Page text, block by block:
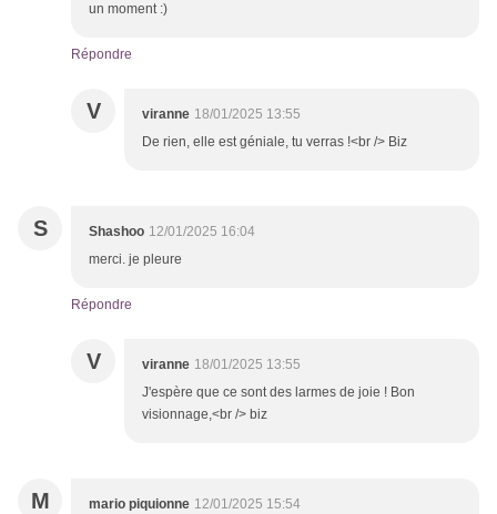
un moment :)
Répondre
V viranne 18/01/2025 13:55
De rien, elle est géniale, tu verras !<br /> Biz
S Shashoo 12/01/2025 16:04
merci. je pleure
Répondre
V viranne 18/01/2025 13:55
J'espère que ce sont des larmes de joie ! Bon
visionnage,<br /> biz
M mario piquionne 12/01/2025 15:54